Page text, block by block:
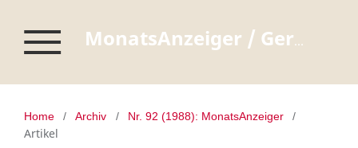
MonatsAnzeiger / Germanisches Nationalmuseum Nürnberg
Home / Archiv / Nr. 92 (1988): MonatsAnzeiger /
Artikel